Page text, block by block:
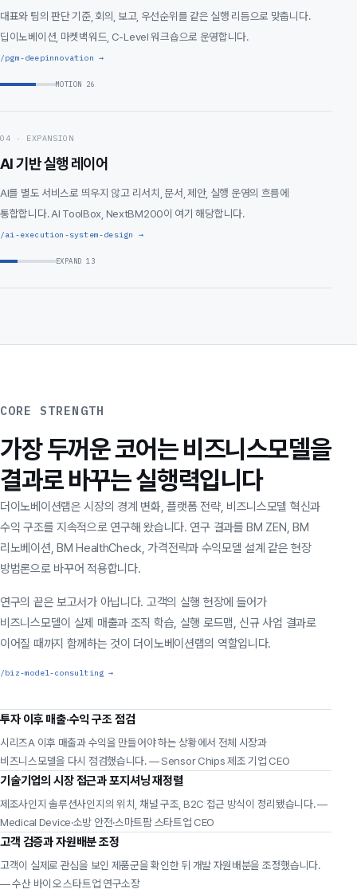
대표와 팀의 판단 기준, 회의, 보고, 우선순위를 같은 실행 리듬으로 맞춥니다.
딥이노베이션, 마켓백워드, C-Level 워크숍으로 운영합니다.
/pgm-deepinnovation →
MOTION 26
04 · EXPANSION
AI 기반 실행 레이어
AI를 별도 서비스로 띄우지 않고 리서치, 문서, 제안, 실행 운영의 흐름에
통합합니다. AI ToolBox, NextBM200이 여기 해당합니다.
/ai-execution-system-design →
EXPAND 13
CORE STRENGTH
가장 두꺼운 코어는 비즈니스모델을
결과로 바꾸는 실행력입니다
더이노베이션랩은 시장의 경계 변화, 플랫폼 전략, 비즈니스모델 혁신과
수익 구조를 지속적으로 연구해 왔습니다. 연구 결과를 BM ZEN, BM
리노베이션, BM HealthCheck, 가격전략과 수익모델 설계 같은 현장
방법론으로 바꾸어 적용합니다.
연구의 끝은 보고서가 아닙니다. 고객의 실행 현장에 들어가
비즈니스모델이 실제 매출과 조직 학습, 실행 로드맵, 신규 사업 결과로
이어질 때까지 함께하는 것이 더이노베이션랩의 역할입니다.
/biz-model-consulting →
투자 이후 매출·수익 구조 점검
시리즈A 이후 매출과 수익을 만들어야 하는 상황에서 전체 시장과
비즈니스모델을 다시 점검했습니다. — Sensor Chips 제조 기업 CEO
기술기업의 시장 접근과 포지셔닝 재정렬
제조사인지 솔루션사인지의 위치, 채널 구조, B2C 접근 방식이 정리됐습니다. —
Medical Device·소방 안전·스마트팜 스타트업 CEO
고객 검증과 자원배분 조정
고객이 실제로 관심을 보인 제품군을 확인한 뒤 개발 자원배분을 조정했습니다.
— 수산 바이오 스타트업 연구소장